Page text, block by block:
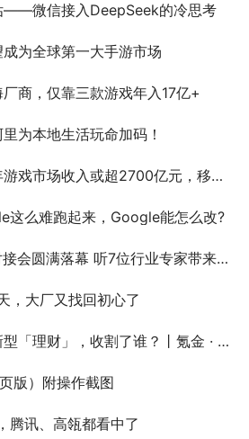
——微信接入DeepSeek的冷思考
为全球第一大手游市场
商，仅靠三款游戏年入17亿+
为本地生活玩命加码！
收入或超2700亿元，移动游戏增幅达30%
这么难跑起来，Google能怎么改?
满落幕 听7位行业专家带来出海干货分享
，大厂又找回初心了
理财」，收割了谁？丨氪金 · 大事件
版）附操作截图
腾讯、高瓴都看中了